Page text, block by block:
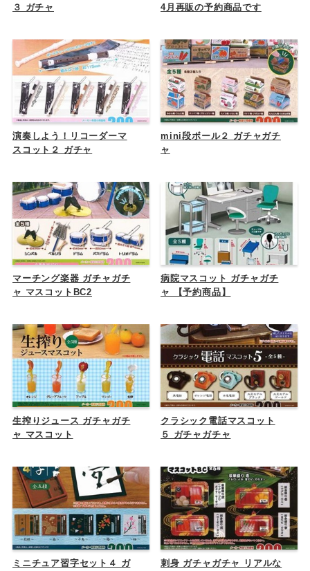
３ ガチャ 4月再販の予約商品です
演奏しよう！リコーダーマ
スコット２ ガチャ
mini段ボール２ ガチャガチ
ャ
マーチング楽器 ガチャガチ
ャ マスコットBC2
病院マスコット ガチャガチ
ャ 【予約商品】
生搾りジュース ガチャガチ
ャ マスコット
クラシック電話マスコット
５ ガチャガチャ
ミニチュア習字セット４ ガ
刺身 ガチャガチャ リアルな